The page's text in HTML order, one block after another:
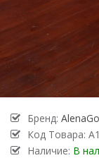
Бренд:
Код Товара:
Наличие: В